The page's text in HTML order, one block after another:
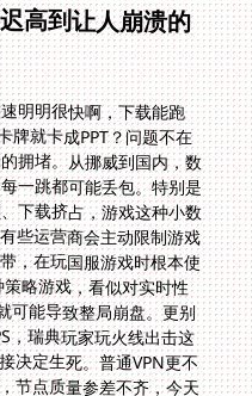
高到让人崩溃的
明明很快啊，下载能跑
就卡成PPT？问题不在
拥堵。从挪威到国内，数
一跳都可能丢包。特别是
下载挤占，游戏这种小数
些运营商会主动限制游戏
，在玩国服游戏时根本使
略游戏，看似对实时性
可能导致整局崩盘。更别
，瑞典玩家玩火线出击这
定生死。普通VPN更不
节点质量参差不齐，今天